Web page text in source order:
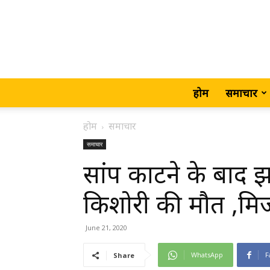
होम समाचार
होम समाचार
समाचार
सांप काटने के बाद
किशोरी की मौत
June 21, 2020
Share WhatsApp